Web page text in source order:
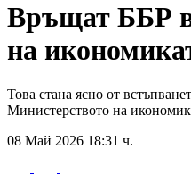
Връщат ББР
на
Това стана ясно от
Министерството на
08 Май 2026 18:31 ч.